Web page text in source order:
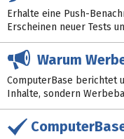
Erhalte eine Push-
Erscheinen neuer Tests
Warum
ComputerBase berichtet
Inhalte, sondern